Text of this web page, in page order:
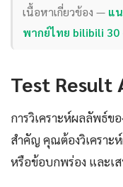
เนื้อหาเกี่ยวข้อง — แ
พากย์ไทย bilibili
Test Result
การวิเคราะห์ผลลัพธ์
สำคัญ คุณต้องวิเคราะ
หรือข้อบกพร่อง และเ